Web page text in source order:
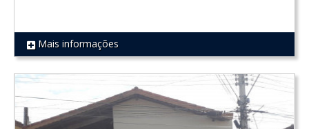
REF 510
Mais informações